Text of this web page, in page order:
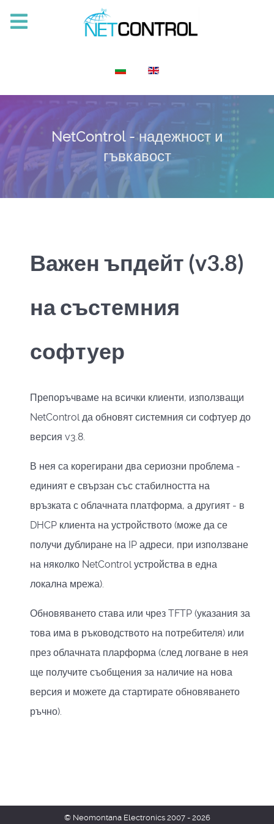
NetControl - надежност и
гъвкавост
Важен ъпдейт (v3.8)
на състемния
софтуер
Препоръчваме на всички клиенти, използващи
NetControl да обновят системния си софтуер до
версия v3.8.
В нея са корегирани два сериозни проблема -
единият е свързан със стабилността на
връзката с облачната платформа, а другият - в
DHCP клиента на устройството (може да се
получи дублиране на IP адреси, при използване
на няколко NetControl устройства в една
локална мрежа).
Обновяването става или чрез TFTP (указания за
това има в ръководството на потребителя) или
през облачната пларформа (след логване в нея
ще получите съобщения за наличие на нова
версия и можете да стартирате обновяването
ръчно).
© Neomontana Electronics 2007 - 2026